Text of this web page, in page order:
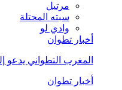
مرتيل
سبته المحتلة
وادي لو
أخبار تطوان
المغرب التطواني
أخبار تطوان